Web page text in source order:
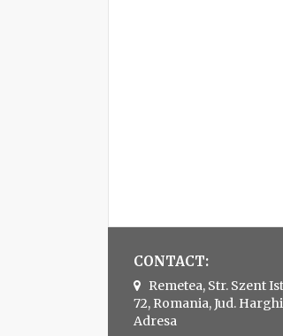
CONTACT:
Remetea, Str. Szent
72, Romania, Jud.
Adresa